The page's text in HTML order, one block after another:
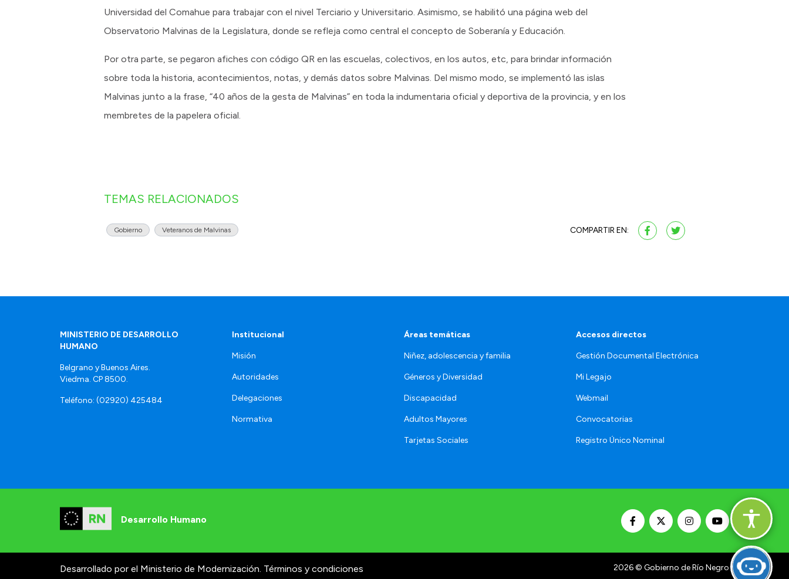
Universidad del Comahue para trabajar con el nivel Terciario y Universitario. Asimismo, se habilitó una página web del
Observatorio Malvinas de la Legislatura, donde se refleja como central el concepto de Soberanía y Educación.
Por otra parte, se pegaron afiches con código QR en las escuelas, colectivos, en los autos, etc, para brindar información
sobre toda la historia, acontecimientos, notas, y demás datos sobre Malvinas. Del mismo modo, se implementó las islas
Malvinas junto a la frase, “40 años de la gesta de Malvinas” en toda la indumentaria oficial y deportiva de la provincia, y en los
membretes de la papelera oficial.
TEMAS RELACIONADOS
Gobierno Veteranos de Malvinas COMPARTIR EN:
MINISTERIO DE DESARROLLO
HUMANO
Belgrano y Buenos Aires.
Viedma. CP 8500.
Teléfono: (02920) 425484
Institucional
Misión
Autoridades
Delegaciones
Normativa
Áreas temáticas
Niñez, adolescencia y familia
Géneros y Diversidad
Discapacidad
Adultos Mayores
Tarjetas Sociales
Accesos directos
Gestión Documental Electrónica
Mi Legajo
Webmail
Convocatorias
Registro Único Nominal
Desarrollo Humano
Desarrollado por el Ministerio de Modernización. Términos y condiciones 2026© Gobierno de Río Negro